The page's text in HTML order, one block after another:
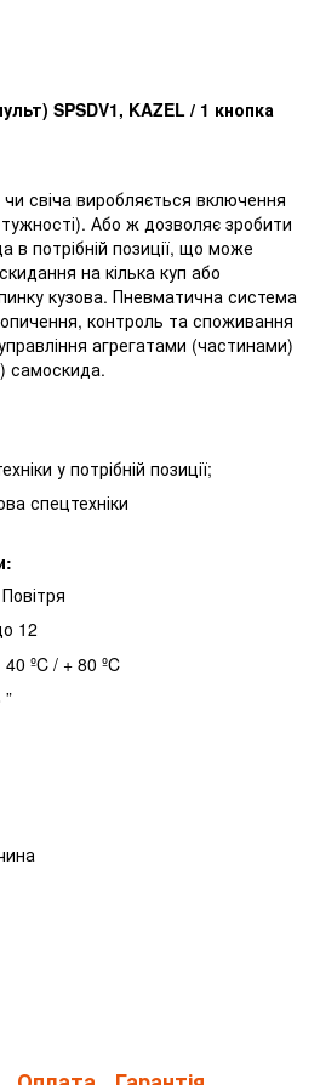
SPSDV1, KAZEL / 1 кнопка
свіча виробляється включення
Або ж дозволяє зробити
в потрібній позиції, що може
на кілька куп або
кузова. Пневматична система
контроль та споживання
агрегатами (частинами)
самоскида.
у потрібній позиції;
спецтехніки
12
ºC / + 80 ºC